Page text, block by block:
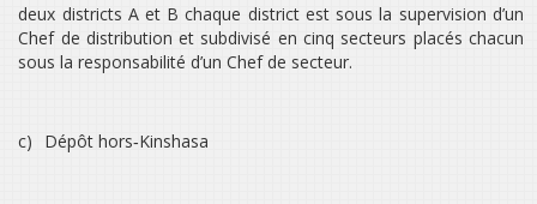
deux districts A et B chaque district est sous la supervision d’un
Chef de distribution et subdivisé en cinq secteurs placés chacun
sous la responsabilité d’un Chef de secteur.
c) Dépôt hors‐Kinshasa